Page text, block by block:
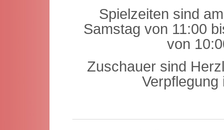
Spielzeiten sind
Samstag von 11:00
von
Zuschauer sind